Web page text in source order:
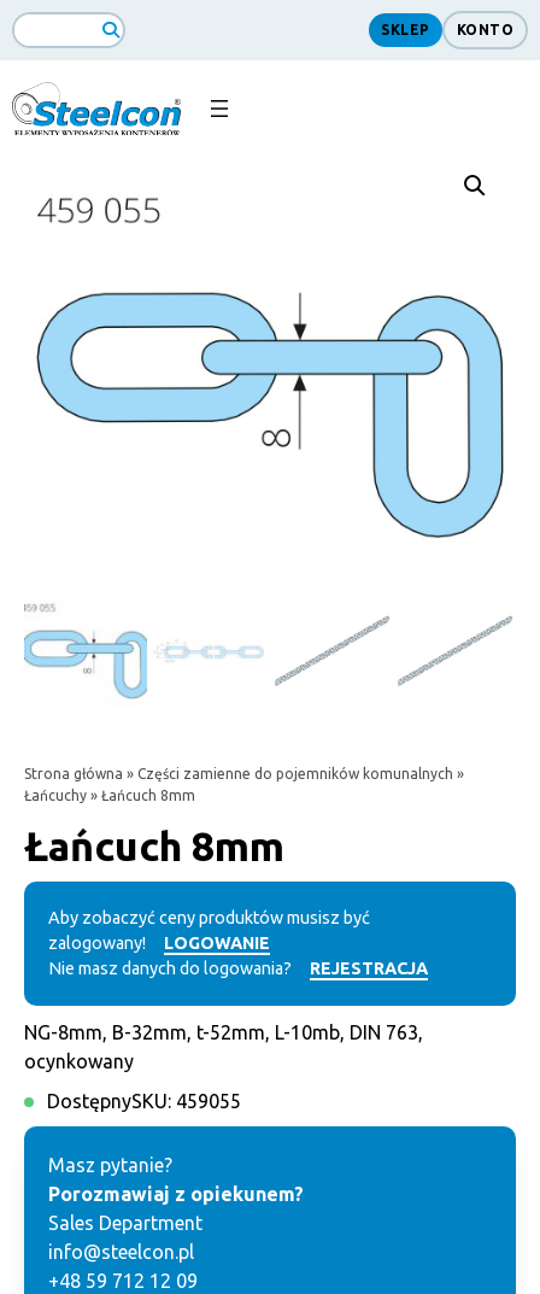
Search
SKLEP KONTO
Strona główna » Części zamienne do pojemników komunalnych »
Łańcuchy » Łańcuch 8mm
Łańcuch 8mm
Aby zobaczyć ceny produktów musisz być
zalogowany!
LOGOWANIE
Nie masz danych do logowania?
REJESTRACJA
NG-8mm, B-32mm, t-52mm, L-10mb, DIN 763,
ocynkowany
DostępnySKU: 459055
Masz pytanie?
Porozmawiaj z opiekunem?
Sales Department
info@steelcon.pl
+48 59 712 12 09